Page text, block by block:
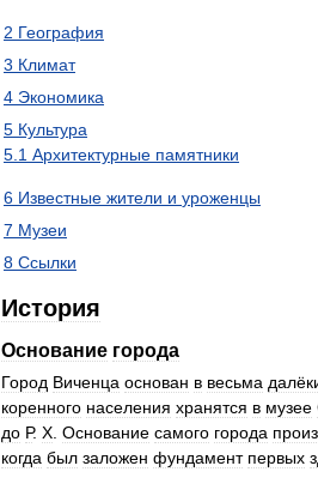
2 География
3 Климат
4 Экономика
5 Культура
5 1 Архитектурные памятники
6 Известные жители и уроженцы
7 Музеи
8 Ссылки
История
Основание города
Город Виченца основан в весьма
коренного населения хранятся в музее
до Р. Х Основание самого города
когда был заложен фундамент первых